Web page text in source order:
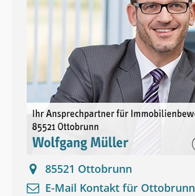
85521 Ottobrunn
E-Mail Kontakt für Ottobrunn